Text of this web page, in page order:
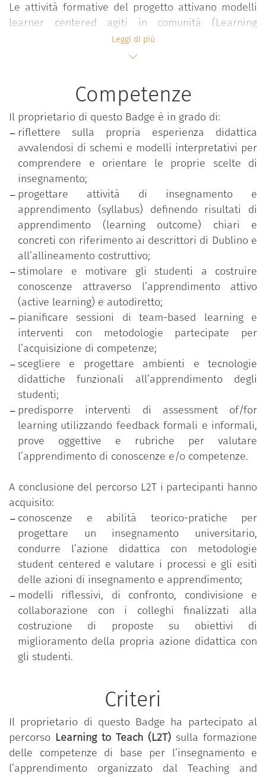
Le attività formative del progetto attivano modelli
learner centered agiti in comunità (Learning
Community) all’interno dei quali, in forma
interdisciplinare e partecipativa, si sviluppano
valori, approcci, esperienze e pratiche didattiche
valorizzando l’apporto attivo degli studenti.
Il percorso si snoda in ambienti flipped e si sviluppa
in forma modulare attraverso seminari, lezioni e
workshop condotti in co-teaching da docenti
esperti.
Le tematiche affrontate riguardano:
Progettazione della didattica;
Costruzione di un syllabus student centered;
Metodologie e approcci di active learning;
Team based learning;
Micro-teaching e feedback tra pari;
Tecnologie e ambienti per la didattica;
Valutazione didattica;
Assessment of/for learning;
Prove oggettive e rubriche di valutazione.
Leggi di più
Competenze
Il proprietario di questo Badge è in grado di:
riflettere sulla propria esperienza didattica
avvalendosi di schemi e modelli interpretativi per
comprendere e orientare le proprie scelte di
insegnamento;
progettare attività di insegnamento e
apprendimento (syllabus) definendo risultati di
apprendimento (learning outcome) chiari e
concreti con riferimento ai descrittori di Dublino e
all’allineamento costruttivo;
stimolare e motivare gli studenti a costruire
conoscenze attraverso l’apprendimento attivo
(active learning) e autodiretto;
pianificare sessioni di team-based learning e
interventi con metodologie partecipate per
l’acquisizione di competenze;
scegliere e progettare ambienti e tecnologie
didattiche funzionali all’apprendimento degli
studenti;
predisporre interventi di assessment of/for
learning utilizzando feedback formali e informali,
prove oggettive e rubriche per valutare
l’apprendimento di conoscenze e/o competenze.
A conclusione del percorso L2T i partecipanti hanno
acquisito:
conoscenze e abilità teorico-pratiche per
progettare un insegnamento universitario,
condurre l’azione didattica con metodologie
student centered e valutare i processi e gli esiti
delle azioni di insegnamento e apprendimento;
modelli riflessivi, di confronto, condivisione e
collaborazione con i colleghi finalizzati alla
costruzione di proposte su obiettivi di
miglioramento della propria azione didattica con
gli studenti.
Criteri
Il proprietario di questo Badge ha partecipato al
percorso Learning to Teach (L2T) sulla formazione
delle competenze di base per l’insegnamento e
l’apprendimento organizzato dal Teaching and